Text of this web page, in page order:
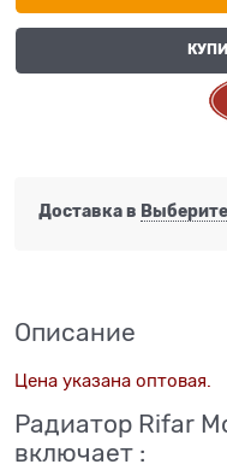
Доставка в
Описание
Цена указана оптовая.
Радиатор Rifar
включает :